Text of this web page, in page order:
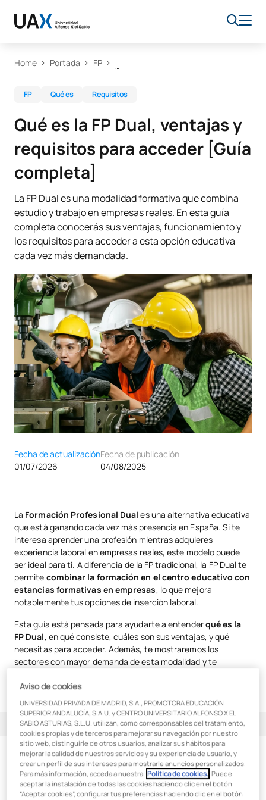
Home Portada FP
FP Qué es Requisitos
Qué es la FP Dual, ventajas y
requisitos para acceder [Guía
completa]
La FP Dual es una modalidad formativa que combina
estudio y trabajo en empresas reales. En esta guía
completa conocerás sus ventajas, funcionamiento y
los requisitos para acceder a esta opción educativa
cada vez más demandada.
Fecha de actualización
01/07/2026
Fecha de publicación
04/08/2025
La Formación Profesional Dual es una alternativa educativa
que está ganando cada vez más presencia en España. Si te
interesa aprender una profesión mientras adquieres
experiencia laboral en empresas reales, este modelo puede
ser ideal para ti. A diferencia de la FP tradicional, la FP Dual te
permite combinar la formación en el centro educativo con
estancias formativas en empresas, lo que mejora
notablemente tus opciones de inserción laboral.
Esta guía está pensada para ayudarte a entenderqué es la
FP Dual, en qué consiste, cuáles son sus ventajas, y qué
necesitas para acceder. Además, te mostraremos los
sectores con mayor demanda de esta modalidad y te
formativa encaja contigo.
Índice de contenidos
¿Qué significa FP Dual?
Diferencias entre la FP tradicional y la formación dual
¿En qué consiste la FP Dual?
¿Qué significa FP Dual?
Cuando hablamos de FP Dual, nos referimos a una modalidad
Aviso de cookies
UNIVERSIDAD PRIVADA DE MADRID, S.A., PROMOTORA EDUCACIÓN
SUPERIOR ANDALUCÍA, S.A.U. y CENTRO UNIVERSITARIO ALFONSO X EL
SABIO ASTURIAS, S.L.U. utilizan, como corresponsables del tratamiento,
cookies propias y de terceros para mejorar su navegación por nuestro
sitio web, distinguirle de otros usuarios, analizar sus hábitos para
mejorar la calidad de nuestros servicios y su experiencia de usuario, y
crear un perfil de sus intereses para mostrarle anuncios personalizados.
Para más información, acceda a nuestra Política de cookies. . Puede
aceptar la instalación de todas las cookies haciendo clic en el botón
“Aceptar cookies”, configurar tus preferencias haciendo clic en el botón